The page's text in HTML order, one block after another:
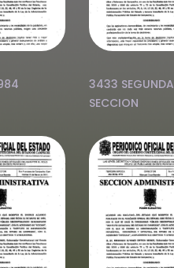
3433 SEGUNDA
SECCION